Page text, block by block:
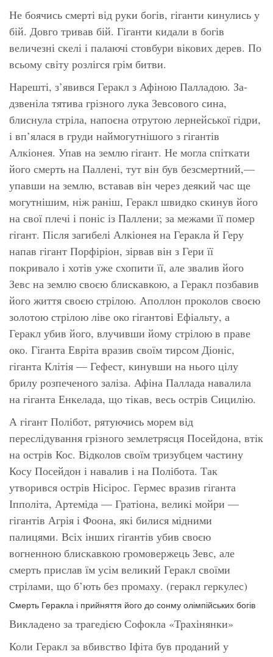
Не боячись смерті від руки богів, гіганти кинулись у
бій. Довго тривав бій. Гіганти кидали в богів
величезні скелі і палаючі стовбури вікових дерев. По
всьому світу розлігся грім битви.
Нарешті, з’явився Геракл з Афіною Палладою. За-
дзвеніла тятива грізного лука Зевсового сина,
блиснула стріла, напоєна отрутою лернейської гідри,
і вп’ялася в груди наймогутнішого з гігантів
Алкіонея. Упав на землю гігант. Не могла спіткати
його смерть на Паллені, тут він був безсмертний,—
упавши на землю, вставав він через деякий час ще
могутнішим, ніж раніш, Геракл швидко скинув його
на свої плечі і поніс із Паллени; за межами її помер
гігант. Після загибелі Алкіонея на Геракла й Геру
напав гігант Порфіріон, зірвав він з Гери її
покривало і хотів уже схопити її, але звалив його
Зевс на землю своєю блискавкою, а Геракл позбавив
його життя своєю стрілою. Аполлон проколов своєю
золотою стрілою ліве око гігантові Ефіальту, а
Геракл убив його, влучивши йому стрілою в праве
око. Гіганта Евріта вразив своїм тирсом Діоніс,
гіганта Клітія — Гефест, кинувши на нього цілу
брилу розпеченого заліза. Афіна Паллада навалила
на гіганта Енкелада, що тікав, весь острів Сицилію.
А гігант Полібот, рятуючись морем від
переслідування грізного землетрясця Посейдона, втік
на острів Кос. Відколов своїм тризубцем частину
Косу Посейдон і навалив і на Полібота. Так
утворився острів Нісірос. Гермес вразив гіганта
Іпполіта, Артеміда — Гратіона, великі мойри —
гігантів Агрія і Фоона, які билися мідними
палицями. Всіх інших гігантів убив своєю
вогненною блискавкою громовержець Зевс, але
смерть прислав їм усім великий Геракл своїми
стрілами, що б’ють без промаху. (геракл геркулес)
Смерть Геракла і прийняття його до сонму олімпійських богів
Викладено за трагедією Софокла «Трахінянки»
Коли Геракл за вбивство Іфіта був проданий у